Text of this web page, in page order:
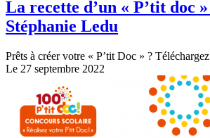
La recette d’un « P’tit doc
Stéphanie Ledu
Prêts à créer votre « P’tit Doc » ?
Le 27 septembre 2022